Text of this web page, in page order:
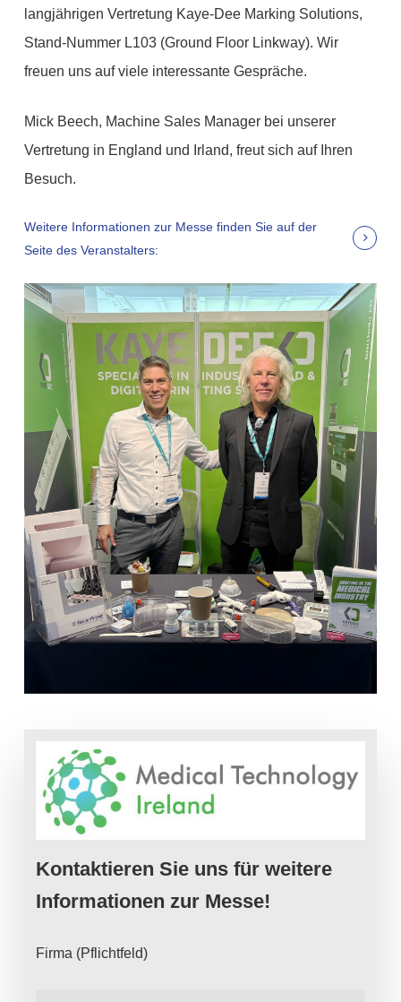
langjährigen Vertretung Kaye-Dee Marking Solutions,
Stand-Nummer L103 (Ground Floor Linkway). Wir
freuen uns auf viele interessante Gespräche.
Mick Beech, Machine Sales Manager bei unserer
Vertretung in England und Irland, freut sich auf Ihren
Besuch.
Weitere Informationen zur Messe finden Sie auf der
Seite des Veranstalters:
Kontaktieren Sie uns für weitere
Informationen zur Messe!
Firma (Pflichtfeld)